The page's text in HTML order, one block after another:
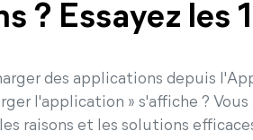
? Essayez les
des applications depuis
l'application » s'affiche ?
raisons et les solutions